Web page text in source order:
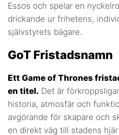
Essos och spelar en
drickande ur frihetens,
självstyrets bägare.
GoT Fristadsnamn
Ett Game of Thrones
en titel. Det är
historia, atmosfär och
avgörande för skapare och
en direkt väg till stadens